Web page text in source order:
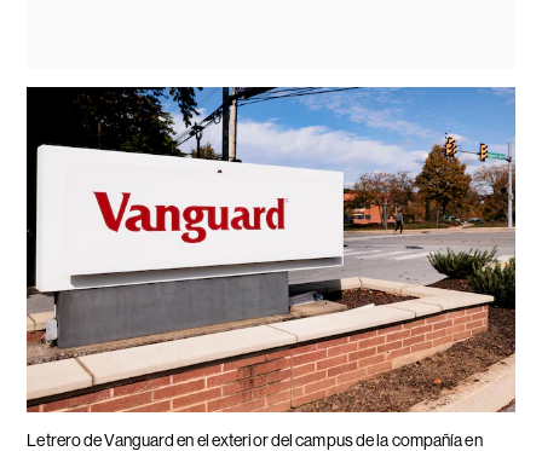
Letrero de Vanguard en el exterior del campus de la compañía en